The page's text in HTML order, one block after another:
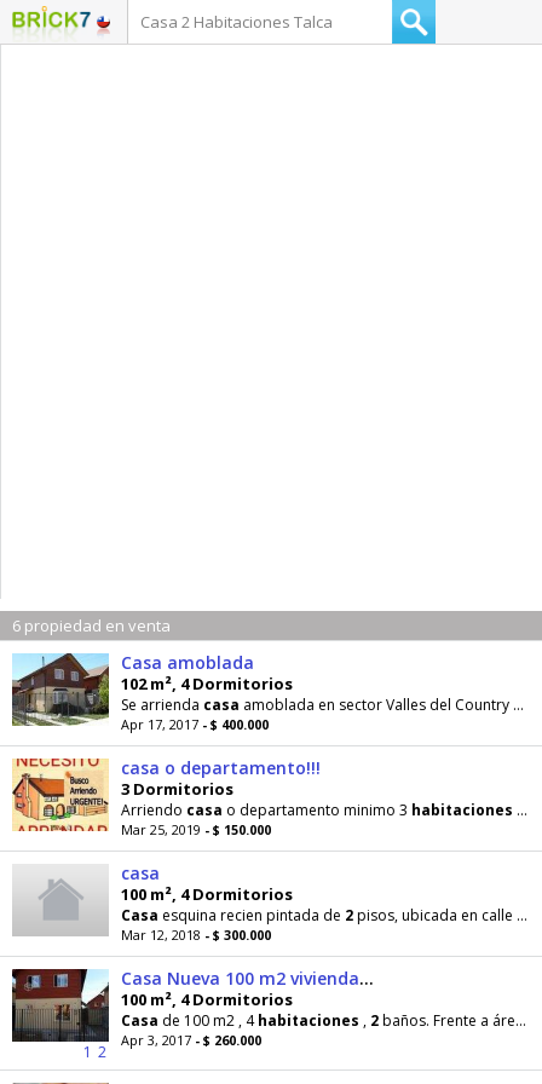
6 propiedad en venta
Casa amoblada
102 m², 4 Dormitorios
Se arrienda casa amoblada en sector Valles del Country en
Apr 17, 2017 - $ 400.000
casa o departamento!!!
3 Dormitorios
Arriendo casa o departamento minimo 3 habitaciones
Mar 25, 2019 - $ 150.000
casa
100 m², 4 Dormitorios
Casa esquina recien pintada de 2pisos, ubicada en calle principal, del sector. En el primer piso
Mar 12, 2018 - $ 300.000
1 2
Casa Nueva 100 m2 vivienda y 229 m2 terreno
100 m², 4 Dormitorios
Casa de 100 m2 , 4habitaciones , 2baños. Frente a área verde, locomoción colectiva. Calle
Apr 3, 2017 - $ 260.000